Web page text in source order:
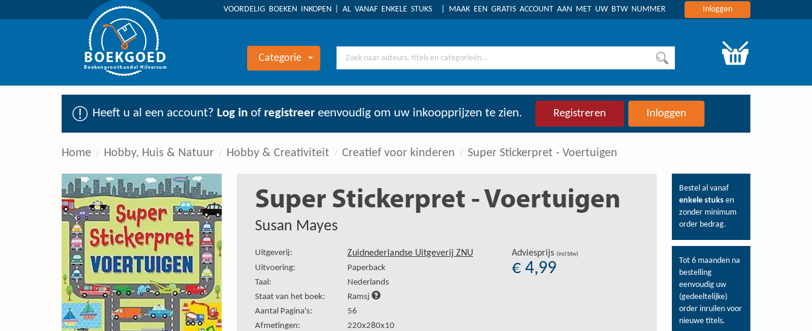
VOORDELIG BOEKEN INKOPEN AL VANAF ENKELE STUKS MAAK EEN GRATIS ACCOUNT AAN MET UW BTW NUMMER Inloggen
BOEKGOED
Boekengroothandel Hilversum
Categorie
Heeft u al een account? Log in of registreer eenvoudig om uw inkoopprijzen te zien. Registreren Inloggen
Home Hobby, Huis & Natuur Hobby & Creativiteit Creatief voor kinderen Super Stickerpret - Voertuigen
Bestel al vanaf
enkele stuks en
zonder minimum
order bedrag.
Tot 6 maanden na
bestelling
eenvoudig uw
(gedeeltelijke)
order inruilen voor
nieuwe titels.
Super Stickerpret - Voertuigen
Susan Mayes
Uitgeverij: Zuidnederlandse Uitgeverij ZNU
Uitvoering:
Paperback
Taal:
Nederlands
Staat van het boek:
Ramsj
Aantal Pagina's:
56
Afmetingen:
220x280x10
Adviesprijs (incl btw)
€ 4,99